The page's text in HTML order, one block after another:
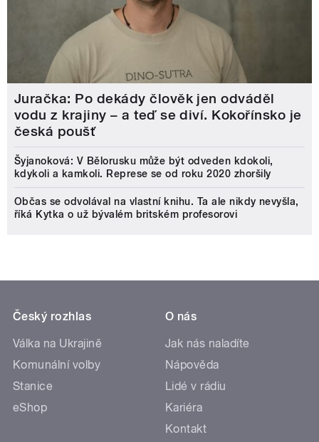
Juračka: Po dekády člověk jen odváděl
vodu z krajiny – a teď se diví. Kokořínsko je
česká poušť
Šyjanoková: V Bělorusku může být odveden kdokoli,
kdykoli a kamkoli. Represe se od roku 2020 zhoršily
Občas se odvolával na vlastní knihu. Ta ale nikdy nevyšla,
říká Kytka o už bývalém britském profesorovi
Český rozhlas
Válka na Ukrajině
Komunální volby
Stanice
eShop
O nás
Jak nás naladíte
Nápověda
Lidé v rádiu
Kariéra
Kontakt